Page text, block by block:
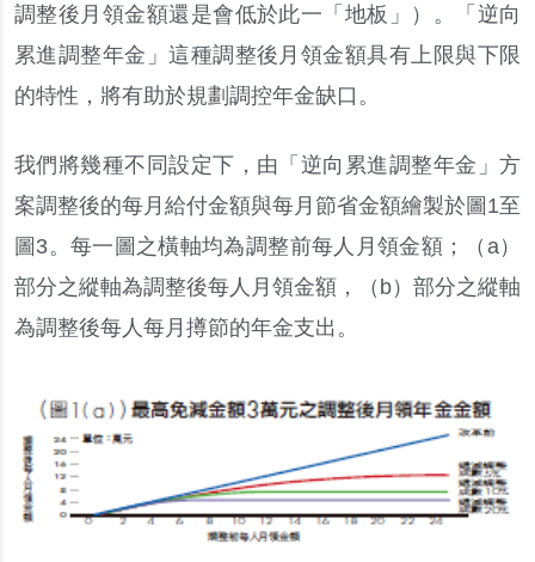
調整後月領金額還是會低於此一「地板」）。「逆向
累進調整年金」這種調整後月領金額具有上限與下限
的特性，將有助於規劃調控年金缺口。
我們將幾種不同設定下 ， 由 「 逆向累進調整年金 」方
案調整後的每月給付金額與每月節省金額繪製於圖 1至
圖 3。每一圖之橫軸均為調整前每人月領金額； （ a ）
部分之縱軸為調整後每人月領金額 ， （ b） 部分之縱軸
為調整後每人每月撙節的年金支出 。